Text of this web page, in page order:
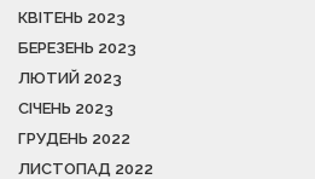
КВІТЕНЬ 2023
БЕРЕЗЕНЬ 2023
ЛЮТИЙ 2023
СІЧЕНЬ 2023
ГРУДЕНЬ 2022
ЛИСТОПАД 2022